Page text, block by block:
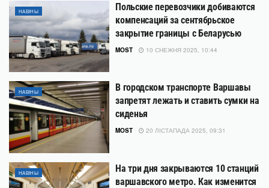
НАВІНЫ
Польские перевозчики добиваются
компенсаций за сентябрьское
закрытие границы с Беларусью
MOST 10 СНЕЖНЯ 2025, 10:44
НАВІНЫ
В городском транспорте Варшавы
запретят лежать и ставить сумки на
сиденья
MOST 20 ЛІСТАПАДА 2025, 09:31
НАВІНЫ
На три дня закрываются 10 станций
варшавского метро. Как изменится